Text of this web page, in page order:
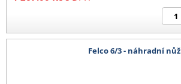
Felco 6/3 - náhradní nůž